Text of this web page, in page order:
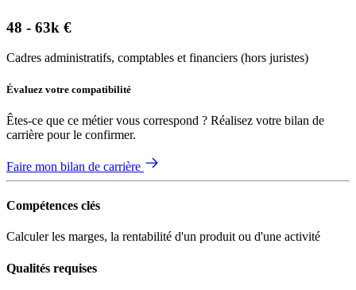
48 - 63k €
Cadres administratifs, comptables et financiers (hors juristes)
Évaluez votre compatibilité
Êtes-ce que ce métier vous correspond ? Réalisez votre bilan de
carrière pour le confirmer.
Faire mon bilan de carrière
Compétences clés
Calculer les marges, la rentabilité d'un produit ou d'une activité
Qualités requises